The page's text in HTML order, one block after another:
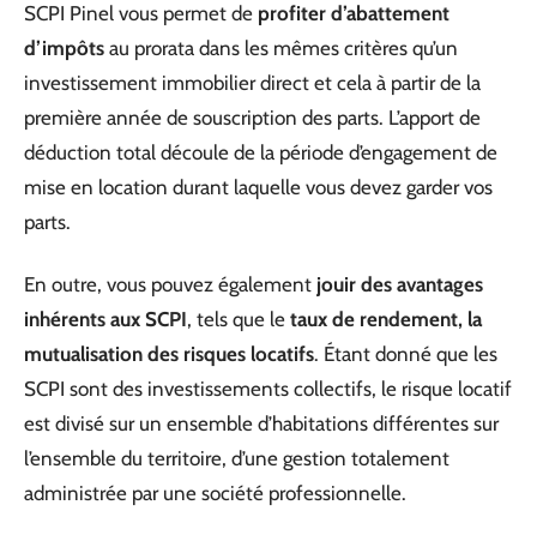
SCPI Pinel vous permet de profiter d’abattement
d’impôts au prorata dans les mêmes critères qu’un
investissement immobilier direct et cela à partir de la
première année de souscription des parts. L’apport de
déduction total découle de la période d’engagement de
mise en location durant laquelle vous devez garder vos
parts.
En outre, vous pouvez également jouir des avantages
inhérents aux SCPI, tels que le taux de rendement, la
mutualisation des risques locatifs. Étant donné que les
SCPI sont des investissements collectifs, le risque locatif
est divisé sur un ensemble d’habitations différentes sur
l’ensemble du territoire, d’une gestion totalement
administrée par une société professionnelle.